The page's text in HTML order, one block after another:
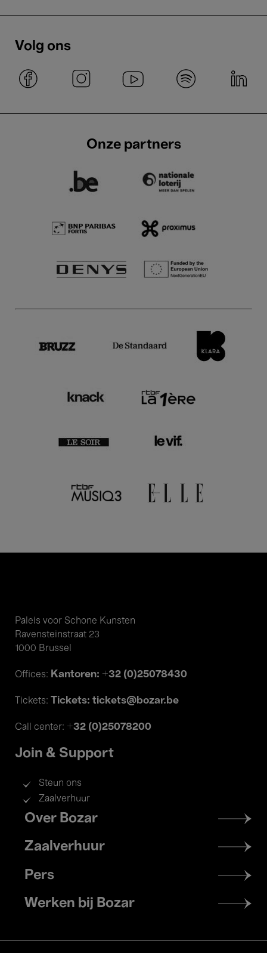
Volg ons
Onze partners
Paleis voor Schone Kunsten
Ravensteinstraat 23
1000 Brussel
Offices: Kantoren: +32 (0)25078430
Tickets: Tickets: tickets@bozar.be
Call center: +32 (0)25078200
Join & Support
Steun ons
Zaalverhuur
Footer
menu
Over Bozar
Zaalverhuur
Pers
Werken bij Bozar